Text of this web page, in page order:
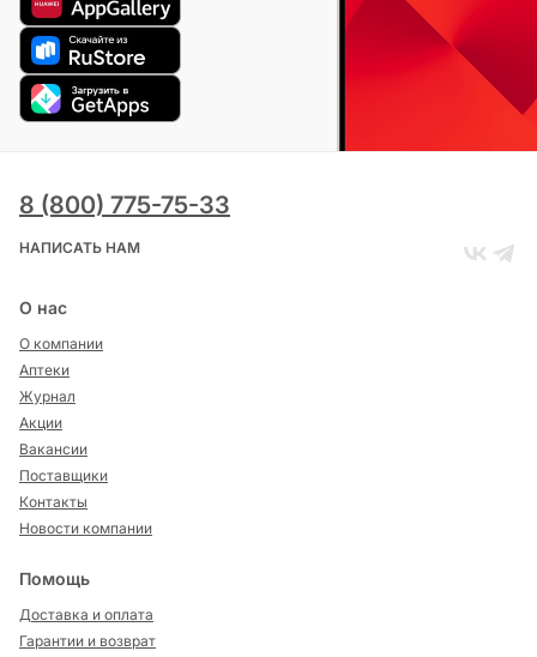
8 (800) 775-75-33
НАПИСАТЬ НАМ
О нас
О компании
Аптеки
Журнал
Акции
Вакансии
Поставщики
Контакты
Новости компании
Помощь
Доставка и оплата
Гарантии и возврат